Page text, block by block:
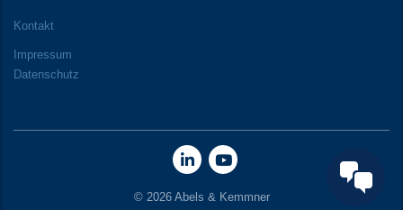
Kontakt
Impressum
Datenschutz
© 2026 Abels & Kemmner